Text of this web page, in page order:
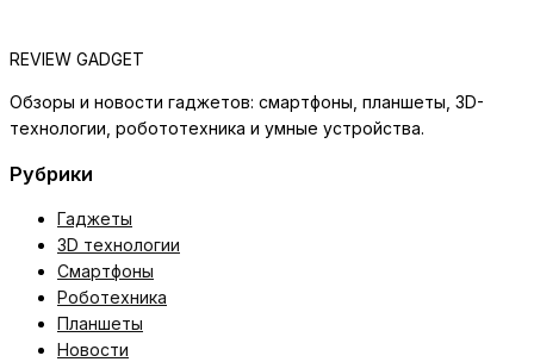
REVIEW GADGET
Обзоры и новости гаджетов: смартфоны, планшеты, 3D-
технологии, робототехника и умные устройства.
Рубрики
Гаджеты
3D технологии
Смартфоны
Роботехника
Планшеты
Новости